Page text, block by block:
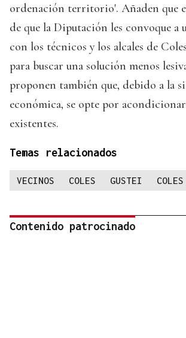
ordenación territorio'. Añaden que
de que la Diputación les convoque a
con los técnicos y los alcales de
para buscar una solución menos
proponen también que, debido a la
económica, se opte por
existentes.
Temas relacionados
VECINOS COLES GUSTEI COLES
Contenido patrocinado